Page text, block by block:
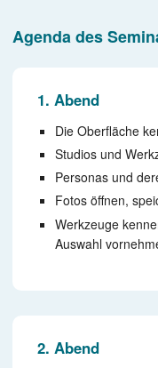
Agenda des
1. Abend
Die Oberfläche
Studios und
Personas und
Fotos öffnen,
Werkzeuge
Auswahl
2. Abend